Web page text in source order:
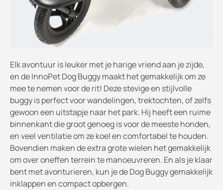
Elk avontuur is leuker met je harige vriend aan je zijde,
en de InnoPet Dog Buggy maakt het gemakkelijk om ze
mee te nemen voor de rit! Deze stevige en stijlvolle
buggy is perfect voor wandelingen, trektochten, of zelfs
gewoon een uitstapje naar het park. Hij heeft een ruime
binnenkant die groot genoeg is voor de meeste honden,
en veel ventilatie om ze koel en comfortabel te houden.
Bovendien maken de extra grote wielen het gemakkelijk
om over oneffen terrein te manoeuvreren. En als je klaar
bent met avonturieren, kun je de Dog Buggy gemakkelijk
inklappen en compact opbergen.